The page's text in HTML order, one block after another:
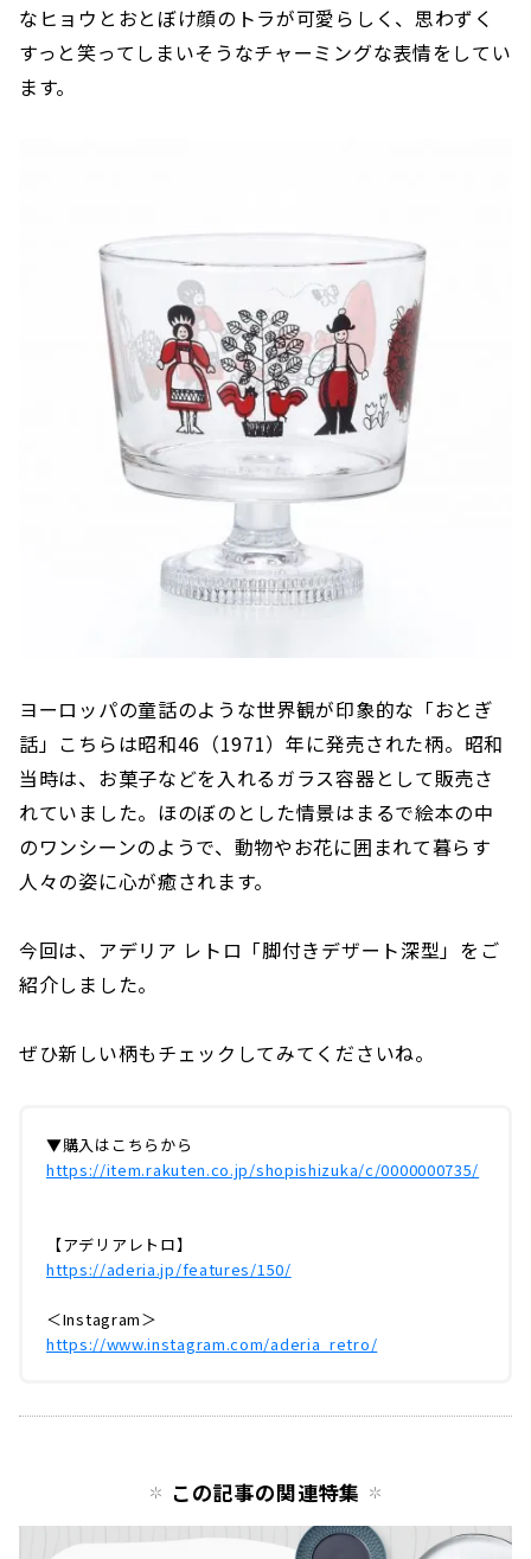
なヒョウとおとぼけ顔のトラが可愛らしく、思わずく
すっと笑ってしまいそうなチャーミングな表情をしてい
ます。
ヨーロッパの童話のような世界観が印象的な「おとぎ
話」こちらは昭和46（1971）年に発売された柄。昭和
当時は、お菓子などを入れるガラス容器として販売さ
れていました。ほのぼのとした情景はまるで絵本の中
のワンシーンのようで、動物やお花に囲まれて暮らす
人々の姿に心が癒されます。
今回は、アデリア レトロ「脚付きデザート深型」をご
紹介しました。
ぜひ新しい柄もチェックしてみてくださいね。
▼購入はこちらから
https://item.rakuten.co.jp/shopishizuka/c/0000000735/
【アデリアレトロ】
https://aderia.jp/features/150/
＜Instagram＞
https://www.instagram.com/aderia_retro/
この記事の関連特集